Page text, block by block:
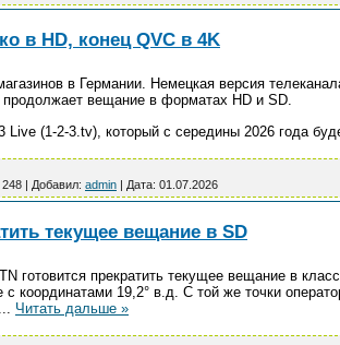
в HD, конец QVC в 4K
в Германии. Немецкая версия
продолжает вещание в форматах HD и SD.
Live (1-2-3.tv), который с середины 2026 года
248 | Добавил: admin | Дата: 01.07.2026
текущее вещание в SD
готовится прекратить текущее вещание в
координатами 19,2° в.д. С той же точки
... Читать дальше »